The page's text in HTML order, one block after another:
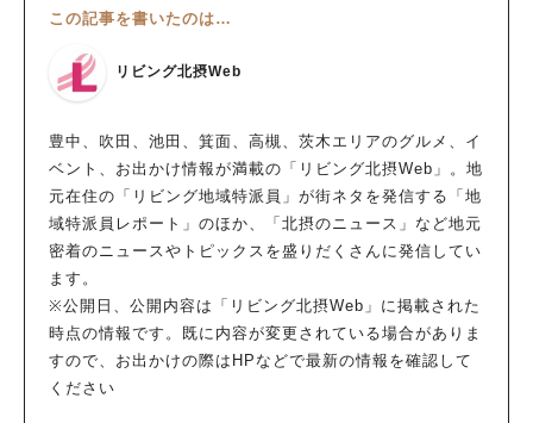
この記事を書いたのは…
リビング北摂Web
豊中、吹田、池田、箕面、高槻、茨木エリアのグルメ、イ
ベント、お出かけ情報が満載の「リビング北摂Web」。地
元在住の「リビング地域特派員」が街ネタを発信する「地
域特派員レポート」のほか、「北摂のニュース」など地元
密着のニュースやトピックスを盛りだくさんに発信してい
ます。
※公開日、公開内容は「リビング北摂Web」に掲載された
時点の情報です。既に内容が変更されている場合がありま
すので、お出かけの際はHPなどで最新の情報を確認して
ください